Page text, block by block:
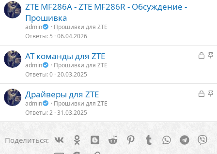
ZTE MF286A - ZTE MF286R - Обсуждение -
Прошивка
admin
Прошивки для ZTE
Ответы 5 06.04.2026
З
р
ы
З
р
е
AT команды для ZTE
admin
Прошивки для ZTE
Ответы 0 20.03.2025
З
р
ы
т
З
р
Драйверы для ZTE
admin
Прошивки для ZTE
Ответы 2 31.03.2025
Поделиться: Vk Ok BloggerReddit PinterestTumblr WhatsApp